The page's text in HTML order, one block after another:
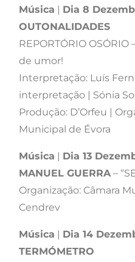
Música Dia 8
OUTONALIDADES
REPORTÓRIO
de umor!
Interpretação: Luís
interpretação | Sónia
Produção: D’Orfeu |
Municipal de Évora
Música Dia 13
MANUEL GUERRA–
Organização: Câmara
Cendrev
Música Dia 14
TERMÓMETRO